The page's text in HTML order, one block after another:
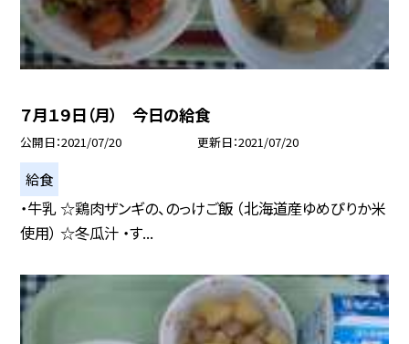
７月１９日（月） 今日の給食
公開日 2021/07/20 更新日 2021/07/20
給食
・牛乳 ☆鶏肉ザンギの、のっけご飯 （北海道産ゆめぴりか米
使用） ☆冬瓜汁 ・す...